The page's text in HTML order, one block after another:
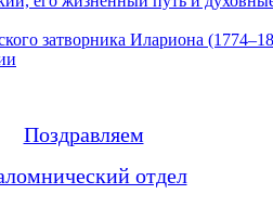
затворника Илариона
Поздравляем
отдел